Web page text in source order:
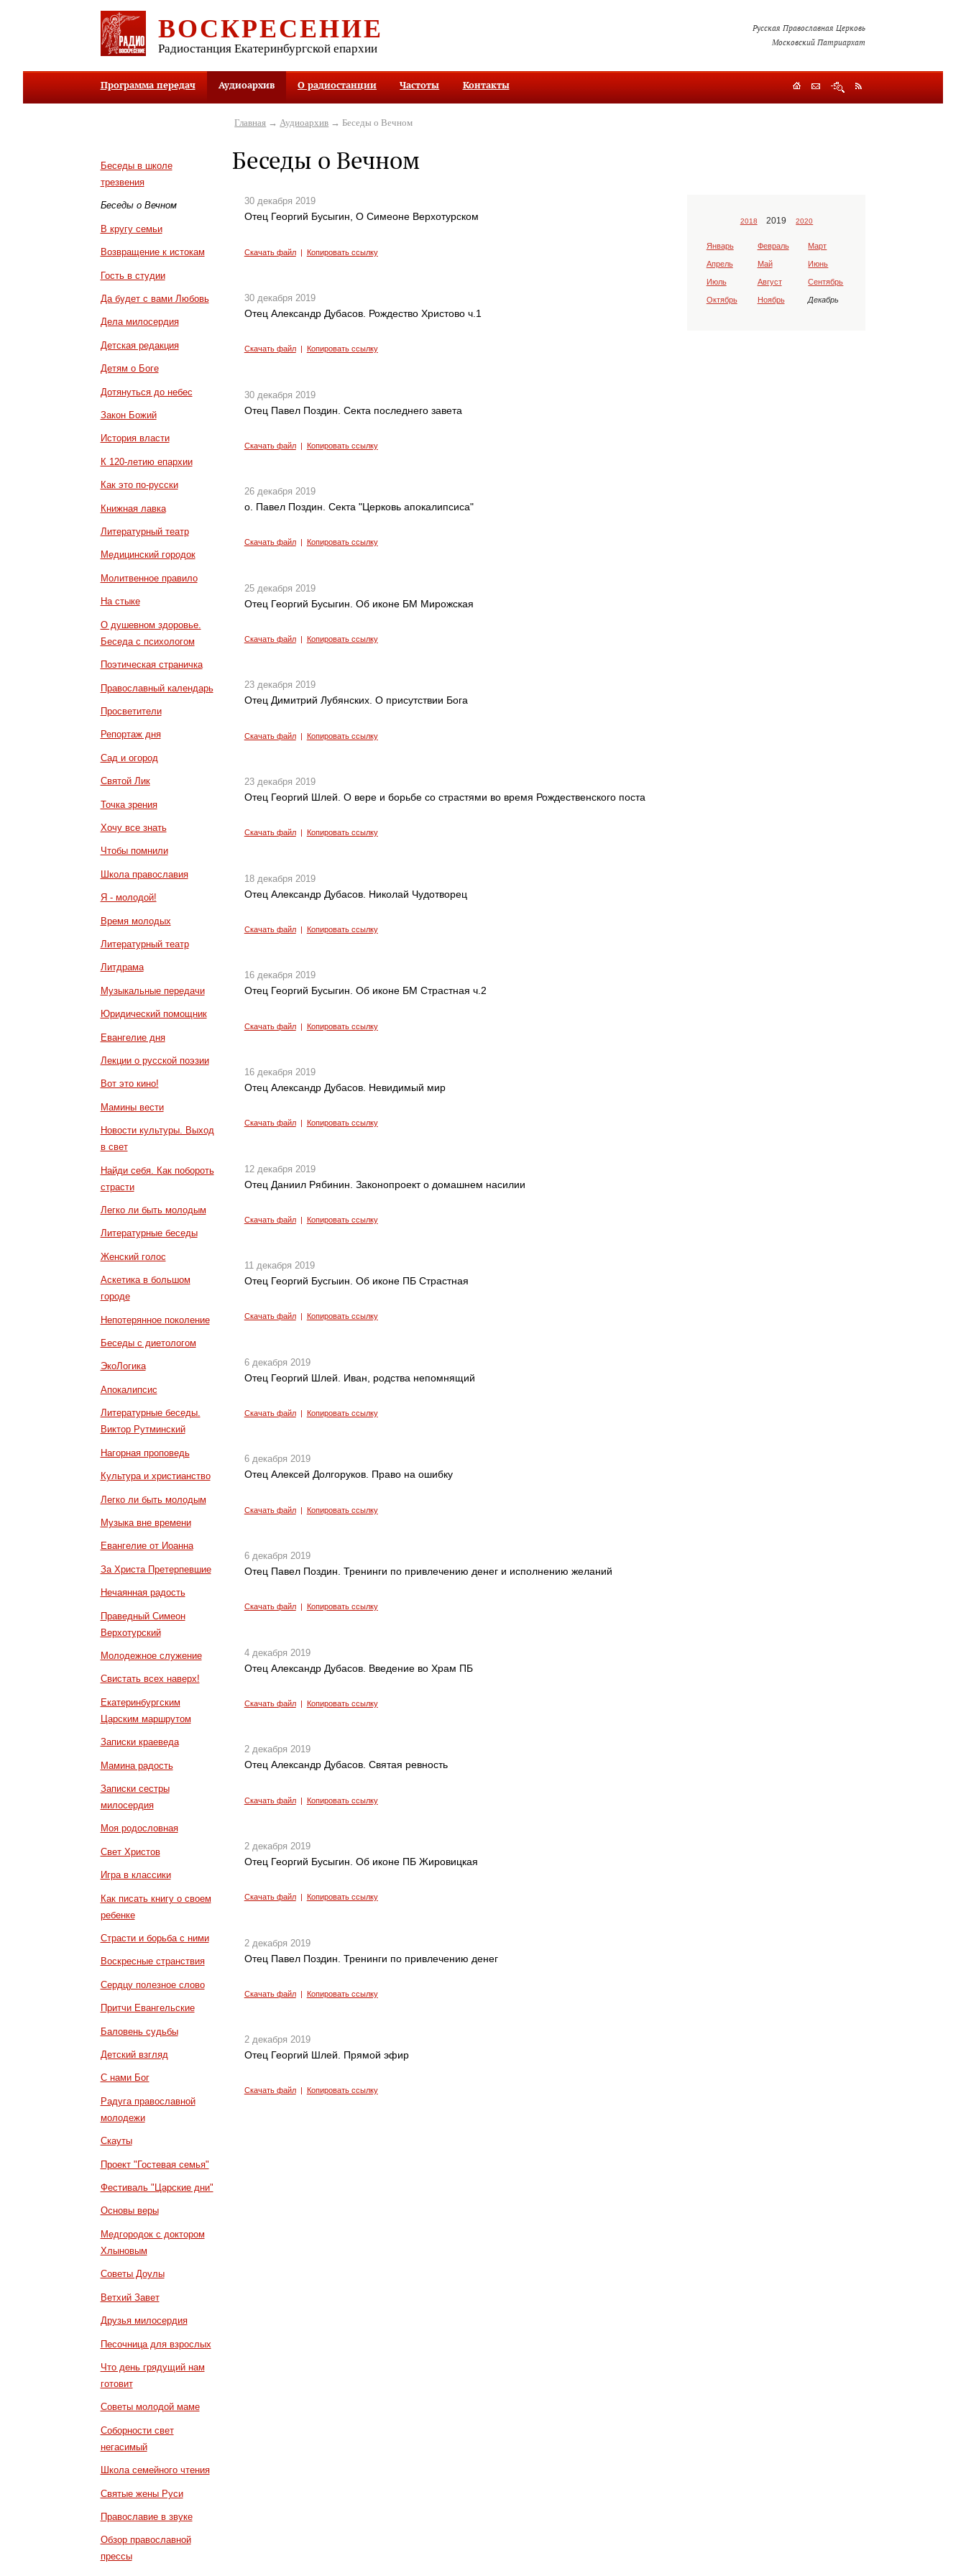
ВОСКРЕСЕНИЕ
Радиостанция Екатеринбургской епархии
Русская Православная Церковь
Московский Патриархат
Программа передач Аудиоархив О радиостанции Частоты Контакты
Беседы в школе
трезвения
Беседы о Вечном
В кругу семьи
Возвращение к истокам
Гость в студии
Да будет с вами Любовь
Дела милосердия
Детская редакция
Детям о Боге
Дотянуться до небес
Закон Божий
История власти
К 120-летию епархии
Как это по-русски
Книжная лавка
Литературный театр
Медицинский городок
Молитвенное правило
На стыке
О душевном здоровье.
Беседа с психологом
Поэтическая страничка
Православный календарь
Просветители
Репортаж дня
Сад и огород
Святой Лик
Точка зрения
Хочу все знать
Чтобы помнили
Школа православия
Я - молодой!
Время молодых
Литературный театр
Литдрама
Музыкальные передачи
Юридический помощник
Евангелие дня
Лекции о русской поэзии
Вот это кино!
Мамины вести
Новости культуры. Выход
в свет
Найди себя. Как побороть
страсти
Легко ли быть молодым
Литературные беседы
Женский голос
Аскетика в большом
городе
Непотерянное поколение
Беседы с диетологом
ЭкоЛогика
Апокалипсис
Литературные беседы.
Виктор Рутминский
Нагорная проповедь
Культура и христианство
Легко ли быть молодым
Музыка вне времени
Евангелие от Иоанна
За Христа Претерпевшие
Нечаянная радость
Праведный Симеон
Верхотурский
Молодежное служение
Свистать всех наверх!
Екатеринбургским
Царским маршрутом
Записки краеведа
Мамина радость
Записки сестры
милосердия
Моя родословная
Свет Христов
Игра в классики
Как писать книгу о своем
ребенке
Страсти и борьба с ними
Воскресные странствия
Сердцу полезное слово
Притчи Евангельские
Баловень судьбы
Детский взгляд
С нами Бог
Радуга православной
молодежи
Скауты
Проект "Гостевая семья"
Фестиваль "Царские дни"
Основы веры
Медгородок с доктором
Хлыновым
Советы Доулы
Ветхий Завет
Друзья милосердия
Песочница для взрослых
Что день грядущий нам
готовит
Советы молодой маме
Соборности свет
негасимый
Школа семейного чтения
Святые жены Руси
Православие в звуке
Обзор православной
прессы
Главная → Аудиоархив → Беседы о Вечном
Беседы о Вечном
30 декабря 2019
Отец Георгий Бусыгин, О Симеоне Верхотурском
Скачать файл| Копировать ссылку
30 декабря 2019
Отец Александр Дубасов. Рождество Христово ч.1
Скачать файл| Копировать ссылку
30 декабря 2019
Отец Павел Поздин. Секта последнего завета
Скачать файл| Копировать ссылку
26 декабря 2019
о. Павел Поздин. Секта "Церковь апокалипсиса"
Скачать файл| Копировать ссылку
25 декабря 2019
Отец Георгий Бусыгин. Об иконе БМ Мирожская
Скачать файл| Копировать ссылку
23 декабря 2019
Отец Димитрий Лубянских. О присутствии Бога
Скачать файл| Копировать ссылку
23 декабря 2019
Отец Георгий Шлей. О вере и борьбе со страстями во время Рождественского поста
Скачать файл| Копировать ссылку
18 декабря 2019
Отец Александр Дубасов. Николай Чудотворец
Скачать файл| Копировать ссылку
16 декабря 2019
Отец Георгий Бусыгин. Об иконе БМ Страстная ч.2
Скачать файл| Копировать ссылку
16 декабря 2019
Отец Александр Дубасов. Невидимый мир
Скачать файл| Копировать ссылку
12 декабря 2019
Отец Даниил Рябинин. Законопроект о домашнем насилии
Скачать файл| Копировать ссылку
11 декабря 2019
Отец Георгий Бусгыин. Об иконе ПБ Страстная
Скачать файл| Копировать ссылку
6 декабря 2019
Отец Георгий Шлей. Иван, родства непомнящий
Скачать файл| Копировать ссылку
6 декабря 2019
Отец Алексей Долгоруков. Право на ошибку
Скачать файл| Копировать ссылку
6 декабря 2019
Отец Павел Поздин. Тренинги по привлечению денег и исполнению желаний
Скачать файл| Копировать ссылку
4 декабря 2019
Отец Александр Дубасов. Введение во Храм ПБ
Скачать файл| Копировать ссылку
2 декабря 2019
Отец Александр Дубасов. Святая ревность
Скачать файл| Копировать ссылку
2 декабря 2019
Отец Георгий Бусыгин. Об иконе ПБ Жировицкая
Скачать файл| Копировать ссылку
2 декабря 2019
Отец Павел Поздин. Тренинги по привлечению денег
Скачать файл| Копировать ссылку
2 декабря 2019
Отец Георгий Шлей. Прямой эфир
Скачать файл| Копировать ссылку
2018 2019 2020
Январь Февраль Март
Апрель Май Июнь
Июль Август Сентябрь
Октябрь Ноябрь Декабрь